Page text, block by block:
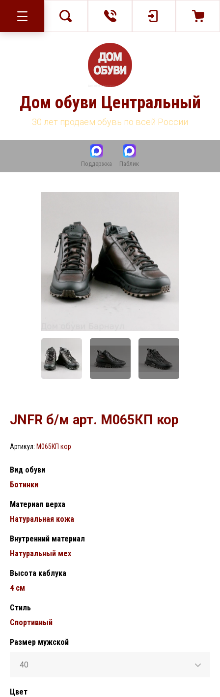
Дом обуви Центральный
30 лет продаем обувь по всей России
Поддержка Паблик
JNFR б/м арт. М065КП кор
Артикул: М065КП кор
Вид обуви
Ботинки
Материал верха
Натуральная кожа
Внутренний материал
Натуральный мех
Высота каблука
4 см
Стиль
Спортивный
Размер мужской
40
Цвет